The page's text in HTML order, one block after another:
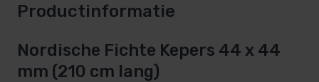
Productinformatie
Nordische Fichte Kepers 44 x 44
mm (210 cm lang)